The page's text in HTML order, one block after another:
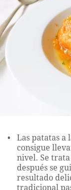
Las patatas a
consigue
nivel. Se
después se
resultado
tradicional